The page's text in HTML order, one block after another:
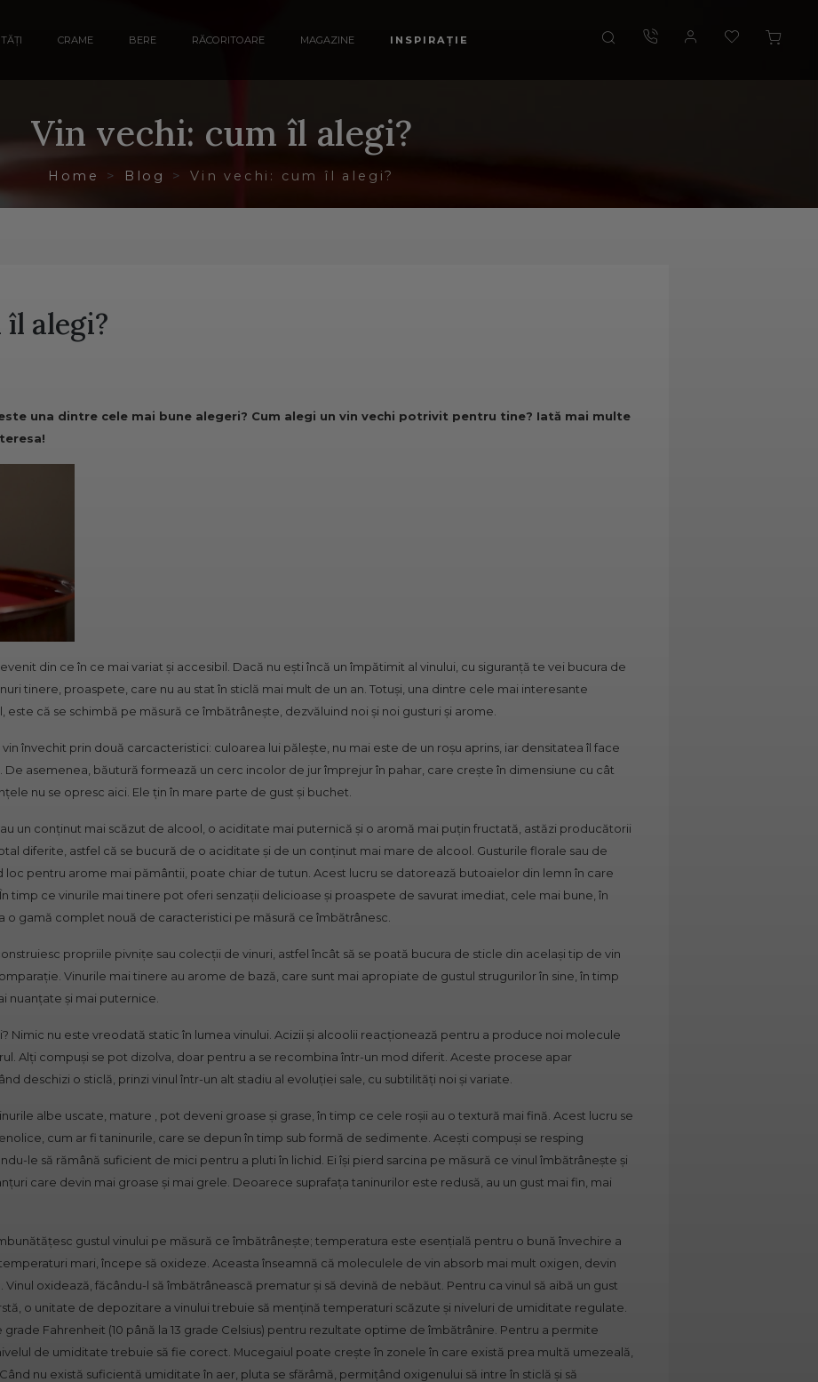
CRAME BERE RĂCORITOARE MAGAZINE INSPIRAȚIE
Vin vechi: cum îl alegi?
Home Blog Vin vechi: cum îl alegi?
alegi?
una dintre cele mai bune alegeri? Cum alegi un vin vechi potrivit pentru tine? Iată mai multe
din ce în ce mai variat și accesibil. Dacă nu ești încă un împătimit al vinului, cu siguranță te vei bucura de
tinere, proaspete, care nu au stat în sticlă mai mult de un an. Totuși, una dintre cele mai interesante
este că se schimbă pe măsură ce îmbătrânește, dezvăluind noi și noi gusturi și arome.
învechit prin două carcacteristici: culoarea lui pălește, nu mai este de un roșu aprins, iar densitatea îl face
De asemenea, băutură formează un cerc incolor de jur împrejur în pahar, care crește în dimensiune cu cât
nu se opresc aici. Ele țin în mare parte de gust și buchet.
un conținut mai scăzut de alcool, o aciditate mai puternică și o aromă mai puțin fructată, astăzi producătorii
diferite, astfel că se bucură de o aciditate și de un conținut mai mare de alcool. Gusturile florale sau de
loc pentru arome mai pământii, poate chiar de tutun. Acest lucru se datorează butoaielor din lemn în care
timp ce vinurile mai tinere pot oferi senzații delicioase și proaspete de savurat imediat, cele mai bune, în
o gamă complet nouă de caracteristici pe măsură ce îmbătrânesc.
propriile pivnițe sau colecții de vinuri, astfel încât să se poată bucura de sticle din același tip de vin
Vinurile mai tinere au arome de bază, care sunt mai apropiate de gustul strugurilor în sine, în timp
nuanțate și mai puternice.
Nimic nu este vreodată static în lumea vinului. Acizii și alcoolii reacționează pentru a produce noi molecule
Alți compuși se pot dizolva, doar pentru a se recombina într-un mod diferit. Aceste procese apar
deschizi o sticlă, prinzi vinul într-un alt stadiu al evoluției sale, cu subtilități noi și variate.
albe uscate, mature , pot deveni groase și grase, în timp ce cele roșii au o textură mai fină. Acest lucru se
cum ar fi taninurile, care se depun în timp sub formă de sedimente. Acești compuși se resping
le să rămână suficient de mici pentru a pluti în lichid. Ei își pierd sarcina pe măsură ce vinul îmbătrânește și
care devin mai groase și mai grele. Deoarece suprafața taninurilor este redusă, au un gust mai fin, mai
gustul vinului pe măsură ce îmbătrânește; temperatura este esențială pentru o bună învechire a
mari, începe să oxideze. Aceasta înseamnă că moleculele de vin absorb mai mult oxigen, devin
oxidează, făcându-l să îmbătrânească prematur și să devină de nebăut. Pentru ca vinul să aibă un gust
o unitate de depozitare a vinului trebuie să mențină temperaturi scăzute și niveluri de umiditate regulate.
grade Fahrenheit (10 până la 13 grade Celsius) pentru rezultate optime de îmbătrânire. Pentru a permite
de umiditate trebuie să fie corect. Mucegaiul poate crește în zonele în care există prea multă umezeală,
nu există suficientă umiditate în aer, pluta se sfărâmă, permițând oxigenului să intre în sticlă și să